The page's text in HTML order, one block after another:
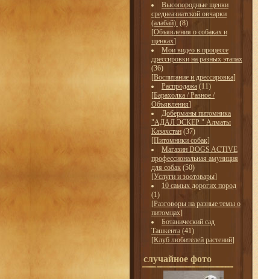
Высопородные щенки
среднеазиатской овчарки
(алабай). (8)
[Объявления о собаках и
щенках]
Мои видео в процессе
дрессировки на разных этапах
(36)
[Воспитание и дрессировка]
Распродажа (11)
[Барахолка / Разное /
Объявления]
Доберманы питомника
"АДАЛ ЭСКЕР " Алматы
Казахстан (37)
[Питомники собак]
Магазин DOGS ACTIVE
профессиональная амуниция
для собак (50)
[Услуги и зоотовары]
10 самых дорогих пород
(1)
[Разговоры на разные темы о
питомцах]
Ботанический сад
Ташкента (41)
[Клуб любителей растений]
случайное фото